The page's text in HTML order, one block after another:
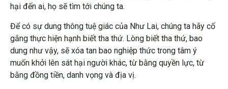
hại đến ai, họ sẽ tìm tới chúng ta.
Để có sự dung thông tuệ giác của Như Lai, chúng ta hãy cố
gắng thực hiện hạnh biết tha thứ. Lòng biết tha thứ, bao
dung như vậy, sẽ xóa tan bao nghiệp thức trong tâm ý
muốn khởi lên sát hại người khác, từ bằng quyền lực, từ
bằng đồng tiền, danh vọng và địa vị.